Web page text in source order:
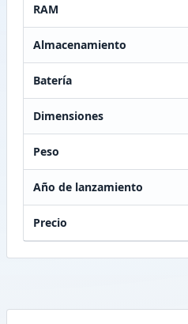
RAM
Almacenamiento
Batería
Dimensiones
Peso
Año de lanzamiento
Precio